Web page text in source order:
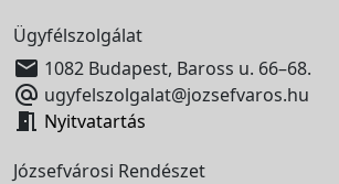
Ügyfélszolgálat
 1082 Budapest, Baross u. 66–68.
 ugyfelszolgalat@jozsefvaros.hu
 Nyitvatartás
Józsefvárosi Rendészet